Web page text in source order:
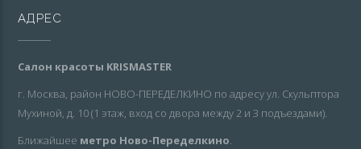
АДРЕС
Салон красоты KRISMASTER
г. Москва, район НОВО-ПЕРЕДЕЛКИНО по адресу ул. Скульптора
Мухиной, д. 10 (1 этаж, вход со двора между 2 и 3 подъездами).
Ближайшее метро Ново-Переделкино.